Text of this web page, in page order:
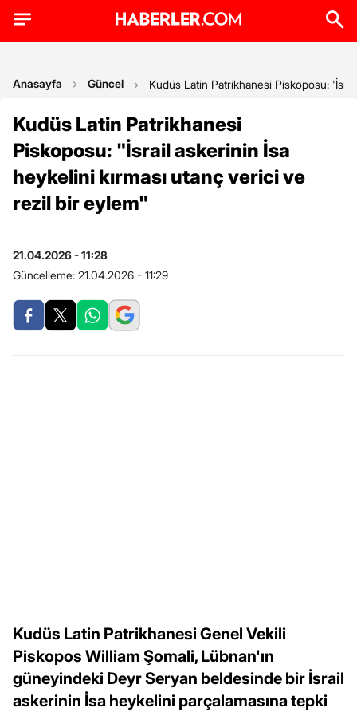
Anasayfa Güncel Kudüs Latin Patrikhanesi Piskoposu:
Kudüs Latin Patrikhanesi
Piskoposu: "İsrail askerinin İsa
heykelini kırması utanç verici ve
rezil bir eylem"
21.04.2026 - 11:28
Güncelleme: 21.04.2026 - 11:29
Kudüs Latin Patrikhanesi Genel Vekili
Piskopos William Şomali, Lübnan'ın
güneyindeki Deyr Seryan beldesinde bir İsrail
askerinin İsa heykelini parçalamasına tepki